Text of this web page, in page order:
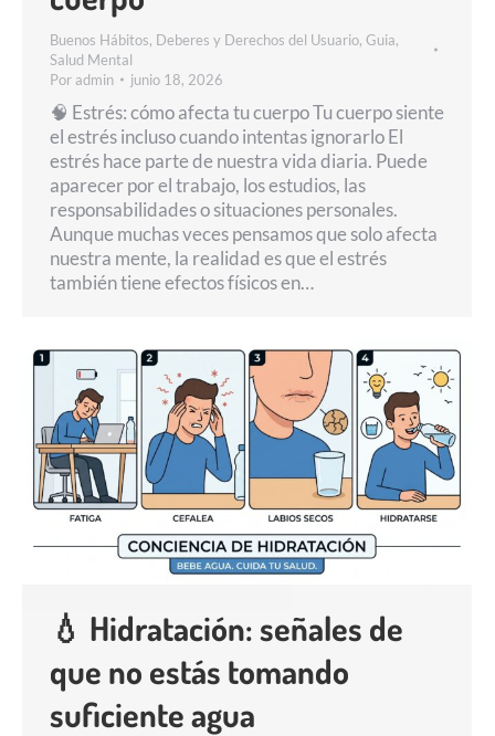
Buenos Hábitos, Deberes y Derechos del Usuario, Guia,
Salud Mental
Poradmin junio 18, 2026
🧠 Estrés: cómo afecta tu cuerpo Tu cuerpo siente
el estrés incluso cuando intentas ignorarlo El
estrés hace parte de nuestra vida diaria. Puede
aparecer por el trabajo, los estudios, las
responsabilidades o situaciones personales.
Aunque muchas veces pensamos que solo afecta
nuestra mente, la realidad es que el estrés
también tiene efectos físicos en…
💧 Hidratación: señales de
que no estás tomando
suficiente agua